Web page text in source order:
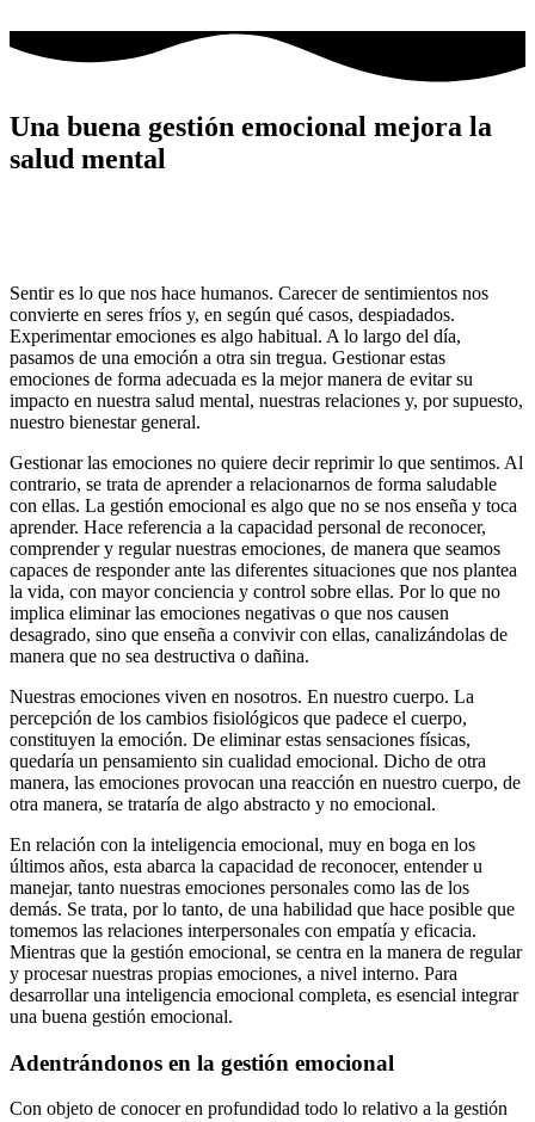
contenido
Una buena gestión emocional mejora la
salud mental
Sentir es lo que nos hace humanos. Carecer de sentimientos nos
convierte en seres fríos y, en según qué casos, despiadados.
Experimentar emociones es algo habitual. A lo largo del día,
pasamos de una emoción a otra sin tregua. Gestionar estas
emociones de forma adecuada es la mejor manera de evitar su
impacto en nuestra salud mental, nuestras relaciones y, por supuesto,
nuestro bienestar general.
Gestionar las emociones no quiere decir reprimir lo que sentimos. Al
contrario, se trata de aprender a relacionarnos de forma saludable
con ellas. La gestión emocional es algo que no se nos enseña y toca
aprender. Hace referencia a la capacidad personal de reconocer,
comprender y regular nuestras emociones, de manera que seamos
capaces de responder ante las diferentes situaciones que nos plantea
la vida, con mayor conciencia y control sobre ellas. Por lo que no
implica eliminar las emociones negativas o que nos causen
desagrado, sino que enseña a convivir con ellas, canalizándolas de
manera que no sea destructiva o dañina.
Nuestras emociones viven en nosotros. En nuestro cuerpo. La
percepción de los cambios fisiológicos que padece el cuerpo,
constituyen la emoción. De eliminar estas sensaciones físicas,
quedaría un pensamiento sin cualidad emocional. Dicho de otra
manera, las emociones provocan una reacción en nuestro cuerpo, de
otra manera, se trataría de algo abstracto y no emocional.
En relación con la inteligencia emocional, muy en boga en los
últimos años, esta abarca la capacidad de reconocer, entender u
manejar, tanto nuestras emociones personales como las de los
demás. Se trata, por lo tanto, de una habilidad que hace posible que
tomemos las relaciones interpersonales con empatía y eficacia.
Mientras que la gestión emocional, se centra en la manera de regular
y procesar nuestras propias emociones, a nivel interno. Para
desarrollar una inteligencia emocional completa, es esencial integrar
una buena gestión emocional.
Adentrándonos en la gestión emocional
Con objeto de conocer en profundidad todo lo relativo a la gestión